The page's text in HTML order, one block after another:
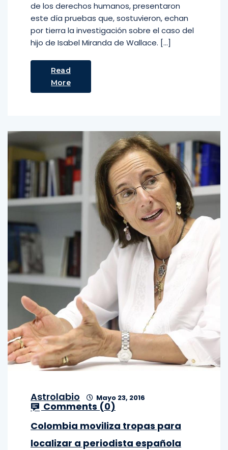
de los derechos humanos, presentaron
este día pruebas que, sostuvieron, echan
por tierra la investigación sobre el caso del
hijo de Isabel Miranda de Wallace. […]
Read
More
Astrolabio Mayo 23, 2016
Comments (0)
Colombia moviliza tropas para
localizar a periodista española